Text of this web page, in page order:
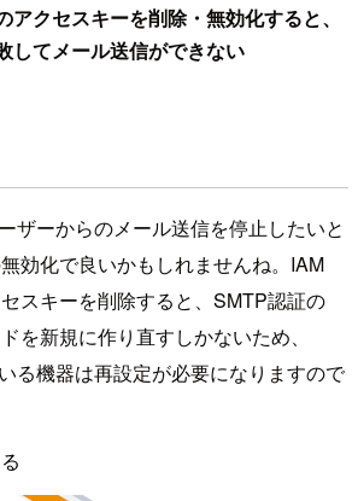
アクセスキーを削除・無効化すると、
してメール送信ができない
ザーからのメール送信を停止したいと
効化で良いかもしれませんね。IAM
スキーを削除すると、SMTP認証の
を新規に作り直すしかないため、
る機器は再設定が必要になりますので